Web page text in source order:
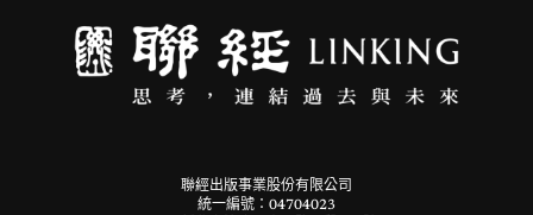
聯經出版事業股份有限公司
統一編號：04704023